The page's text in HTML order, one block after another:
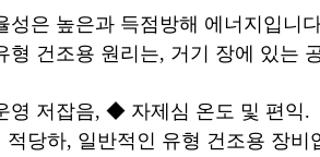
은 높은과 득점방해 에너지입니
건조용 원리는, 거기 장에 있는
영 저잡음, ◆ 자제심 온도 및 편익.
당하, 일반적인 유형 건조용 장비